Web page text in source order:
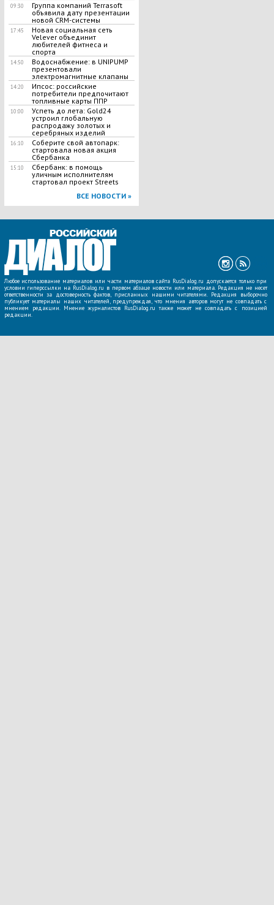
09:30
Группа компаний Terrasoft
объявила дату презентации
новой CRM-системы
17:45
Новая социальная сеть
Velever объединит
любителей фитнеса и
спорта
14:50
Водоснабжение: в UNIPUMP
презентовали
электромагнитные клапаны
14:20
Ипсос: российские
потребители предпочитают
топливные карты ППР
10:00
Успеть до лета: Gold24
устроил глобальную
распродажу золотых и
серебряных изделий
16:10
Соберите свой автопарк:
стартовала новая акция
Сбербанка
15:10
Сбербанк: в помощь
уличным исполнителям
стартовал проект Streets
ВСЕ НОВОСТИ »
Любое использование материалов или части материалов сайта RusDialog.ru допускается только при
условии гиперссылки на RusDialog.ru в первом абзаце новости или материала. Редакция не несет
ответственности за достоверность фактов, присланных нашими читателями. Редакция выборочно
публикует материалы наших читателей, предупреждая, что мнения авторов могут не совпадать с
мнением редакции. Мнение журналистов RusDialog.ru также может не совпадать с позицией
редакции.